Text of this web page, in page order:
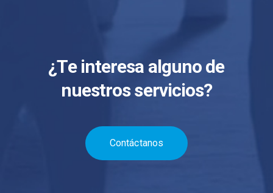
¿Te interesa alguno de
nuestros servicios?
Contáctanos